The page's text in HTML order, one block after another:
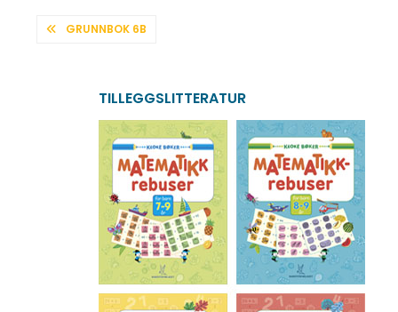
INNLEGGSNAVIGASJON
GRUNNBOK 6B
TILLEGGSLITTERATUR